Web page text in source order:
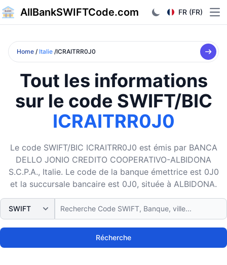
AllBankSWIFTCode.com FR (FR)
Home / Italie /ICRAITRR0J0
Tout les informations
sur le code SWIFT/BIC
ICRAITRR0J0
Le code SWIFT/BIC ICRAITRR0J0 est émis par BANCA
DELLO JONIO CREDITO COOPERATIVO-ALBIDONA
S.C.P.A., Italie. Le code de la banque émettrice est 0J0
et la succursale bancaire est 0J0, située à ALBIDONA.
Récherche